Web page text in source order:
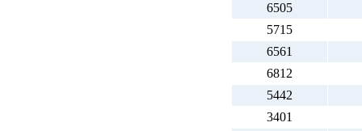
6505
5715
6561
6812
5442
3401